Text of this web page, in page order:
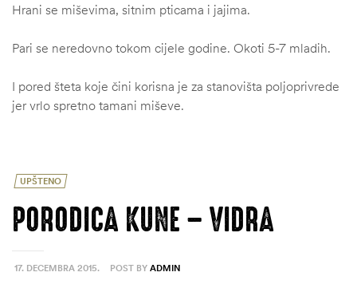
Hrani se miševima, sitnim pticama i jajima.
Pari se neredovno tokom cijele godine. Okoti 5-7 mladih.
I pored šteta koje čini korisna je za stanovišta poljoprivrede
jer vrlo spretno tamani miševe.
UPŠTENO
17. DECEMBRA 2015. POST BY ADMIN
PORODICA KUNE – VIDRA